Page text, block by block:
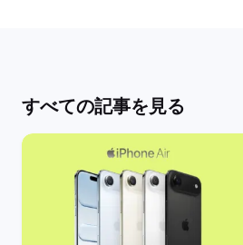
すべての記事を見る